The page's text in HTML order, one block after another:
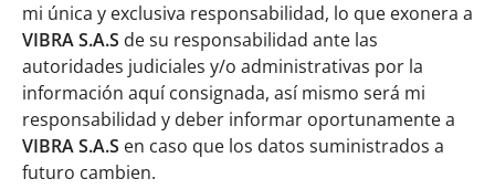
mi única y exclusiva responsabilidad, lo que exonera a
VIBRA S.A.S de su responsabilidad ante las
autoridades judiciales y/o administrativas por la
información aquí consignada, así mismo será mi
responsabilidad y deber informar oportunamente a
VIBRA S.A.S en caso que los datos suministrados a
futuro cambien.